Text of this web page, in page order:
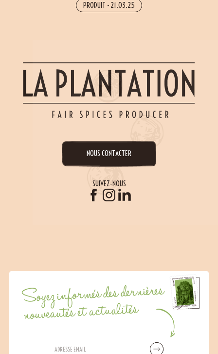
(19 avis)PRODUIT - 21.03.25
NOUS CONTACTER
SUIVEZ-NOUS
Soyez informés des dernières
nouveautés et actualités